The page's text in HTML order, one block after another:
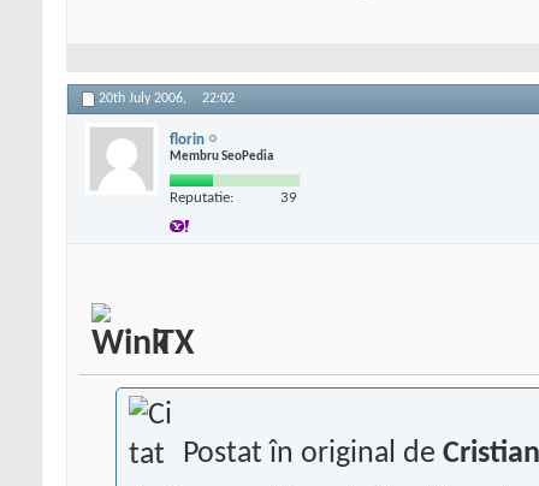
20th July 2006, 22:02
florin
Membru SeoPedia
Reputatie: 39
TX
Postat în original de